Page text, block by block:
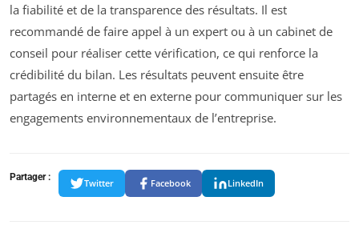
la fiabilité et de la transparence des résultats. Il est
recommandé de faire appel à un expert ou à un cabinet de
conseil pour réaliser cette vérification, ce qui renforce la
crédibilité du bilan. Les résultats peuvent ensuite être
partagés en interne et en externe pour communiquer sur les
engagements environnementaux de l’entreprise.
Partager :
Twitter Facebook LinkedIn